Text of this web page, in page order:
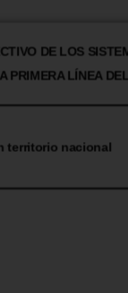
DE LOS
PRIMERA LÍNEA
territorio nacional